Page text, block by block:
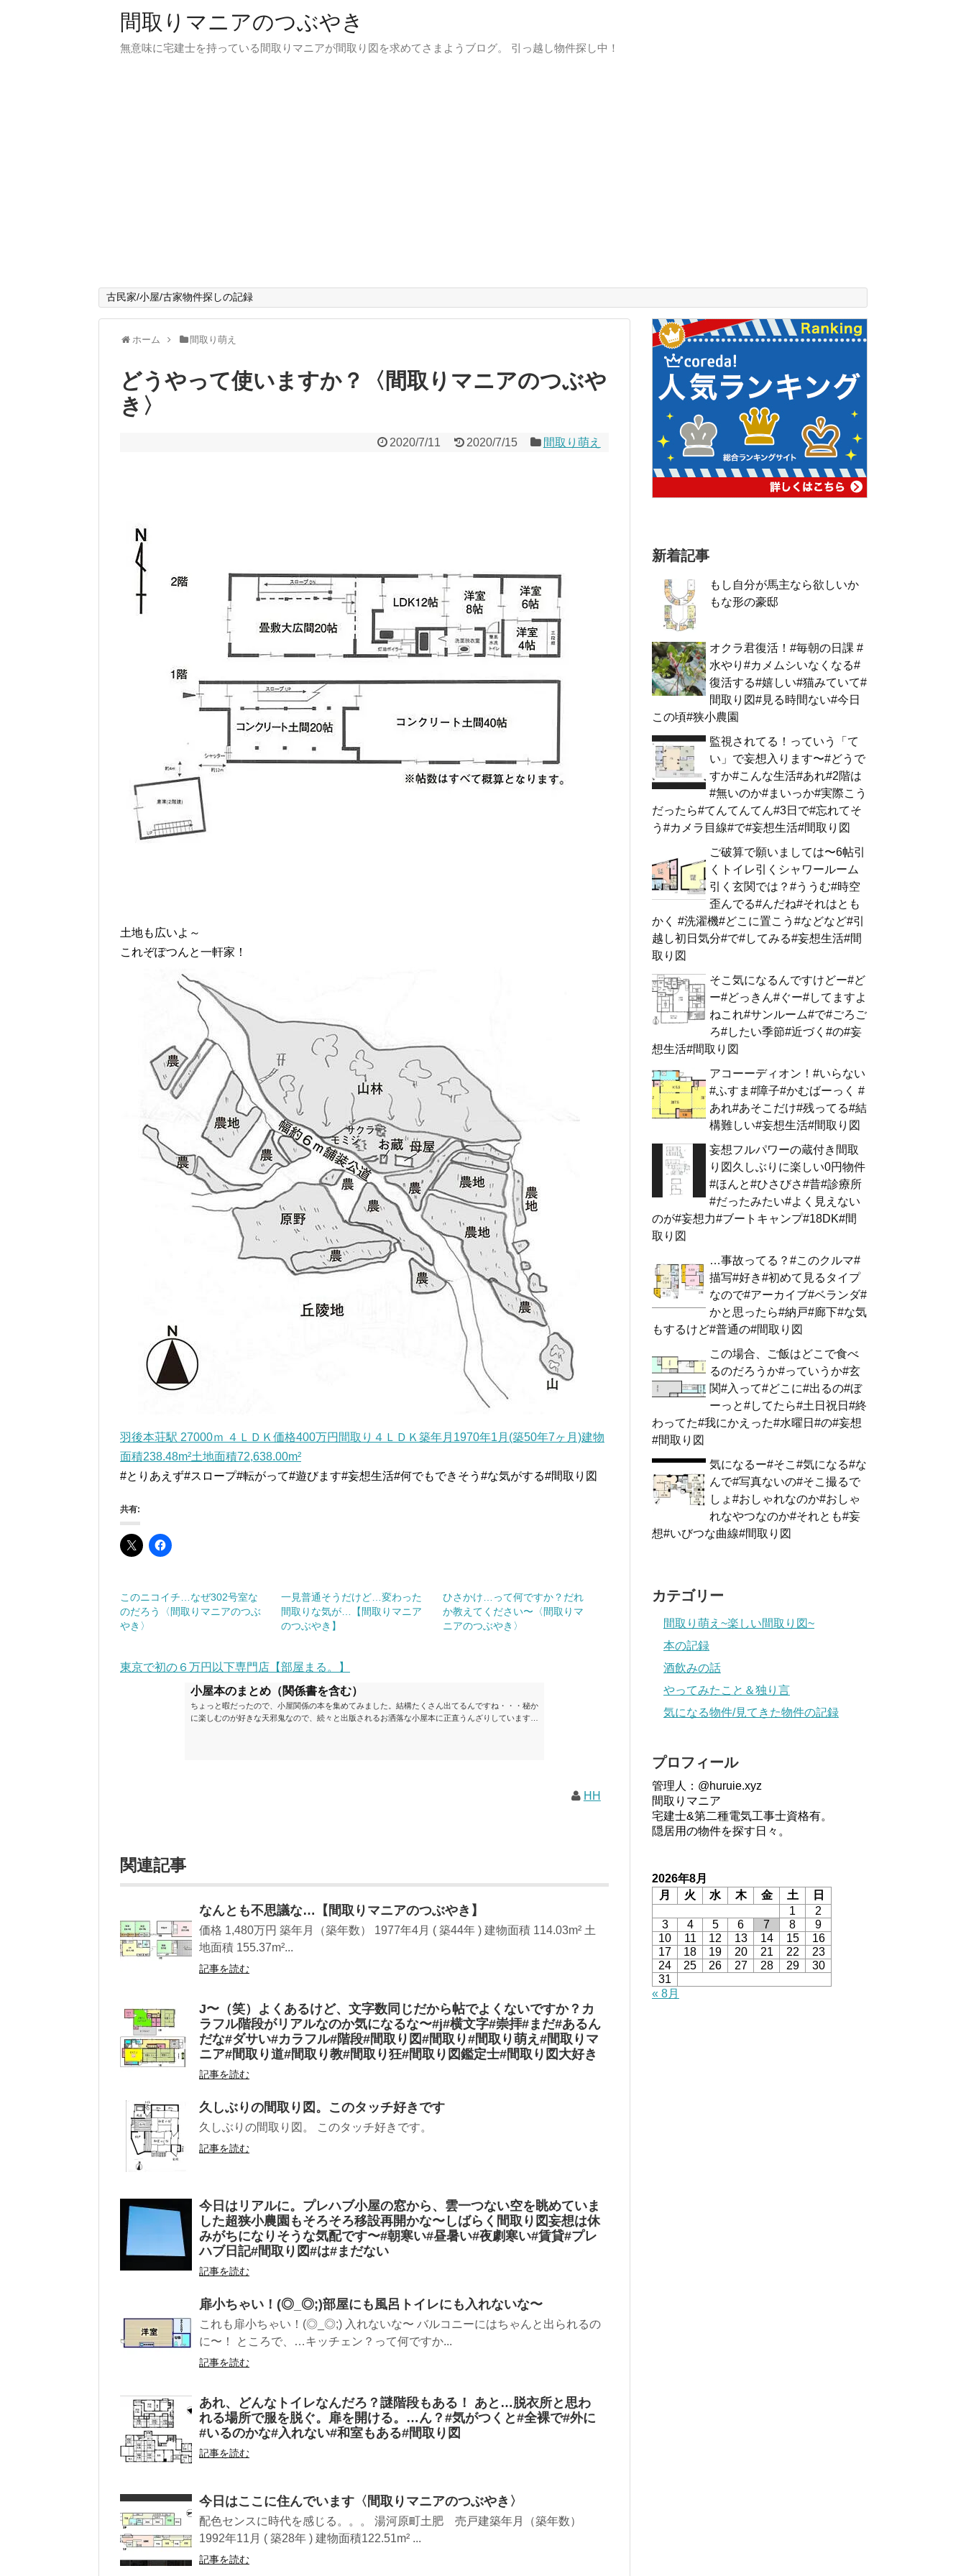
間取りマニアのつぶやき
無意味に宅建士を持っている間取りマニアが間取り図を求めてさまようブログ。 引っ越し物件探し中！
古民家/小屋/古家物件探しの記録
ホーム 間取り萌え
どうやって使いますか？〈間取りマニアのつぶや
き〉
2020/7/11 2020/7/15 間取り萌え
土地も広いよ～
これぞぽつんと一軒家！
羽後本荘駅 27000ｍ ４ＬＤＫ価格400万円間取り４ＬＤＫ築年月1970年1月(築50年7ヶ月)建物
面積238.48m²土地面積72,638.00m²
#とりあえず#スロープ#転がって#遊びます#妄想生活#何でもできそう#な気がする#間取り図
共有:
このニコイチ…なぜ302号室な
のだろう〈間取りマニアのつぶ
やき〉
一見普通そうだけど…変わった
間取りな気が…【間取りマニア
のつぶやき】
ひさかけ…って何ですか？だれ
か教えてください〜〈間取りマ
ニアのつぶやき〉
東京で初の６万円以下専門店【部屋まる。】
小屋本のまとめ（関係書を含む）
ちょっと暇だったので、小屋関係の本を集めてみました。結構たくさん出てるんですね・・・秘か
に楽しむのが好きな天邪鬼なので、続々と出版されるお洒落な小屋本に正直うんざりしています
HH
関連記事
なんとも不思議な…【間取りマニアのつぶやき】
価格 1,480万円 築年月（築年数） 1977年4月 ( 築44年 ) 建物面積 114.03m² 土
地面積 155.37m²...
記事を読む
J〜（笑）よくあるけど、文字数同じだから帖でよくないですか？カ
ラフル階段がリアルなのか気になるな〜#j#横文字#崇拝#まだ#あるん
だな#ダサい#カラフル#階段#間取り図#間取り#間取り萌え#間取りマ
ニア#間取り道#間取り教#間取り狂#間取り図鑑定士#間取り図大好き
記事を読む
久しぶりの間取り図。このタッチ好きです
久しぶりの間取り図。 このタッチ好きです。
記事を読む
今日はリアルに。プレハブ小屋の窓から、雲一つない空を眺めていま
した超狭小農園もそろそろ移設再開かな〜しばらく間取り図妄想は休
みがちになりそうな気配です〜#朝寒い#昼暑い#夜劇寒い#賃貸#プレ
ハブ日記#間取り図#は#まだない
記事を読む
扉小ちゃい！(◎_◎;)部屋にも風呂トイレにも入れないな〜
これも扉小ちゃい！(◎_◎;) 入れないな〜 バルコニーにはちゃんと出られるの
に〜！ ところで、…キッチェン？って何ですか...
記事を読む
あれ、どんなトイレなんだろ？謎階段もある！ あと…脱衣所と思わ
れる場所で服を脱ぐ。扉を開ける。…ん？#気がつくと#全裸で#外に
#いるのかな#入れない#和室もある#間取り図
記事を読む
今日はここに住んでいます〈間取りマニアのつぶやき〉
配色センスに時代を感じる。。。 湯河原町土肥 売戸建築年月（築年数）
1992年11月 ( 築28年 ) 建物面積122.51m² ...
記事を読む
新着記事
もし自分が馬主なら欲しいか
もな形の豪邸
オクラ君復活！#毎朝の日課 #
水やり#カメムシいなくなる#
復活する#嬉しい#猫みていて#
間取り図#見る時間ない#今日
この頃#狭小農園
監視されてる！っていう「て
い」で妄想入ります〜#どうで
すか#こんな生活#あれ#2階は
#無いのか#まいっか#実際こう
だったら#てんてんてん#3日で#忘れてそ
う#カメラ目線#で#妄想生活#間取り図
ご破算で願いましては〜6帖引
くトイレ引くシャワールーム
引く玄関では？#ううむ#時空
歪んでる#んだね#それはとも
かく #洗濯機#どこに置こう#などなど#引
越し初日気分#で#してみる#妄想生活#間
取り図
そこ気になるんですけどー#ど
ー#どっきん#ぐー#してますよ
ねこれ#サンルーム#で#ごろご
ろ#したい季節#近づく#の#妄
想生活#間取り図
アコーーディオン！#いらない
#ふすま#障子#かむばーっく #
あれ#あそこだけ#残ってる#結
構難しい#妄想生活#間取り図
妄想フルパワーの蔵付き間取
り図久しぶりに楽しい0円物件
#ほんと#ひさびさ#昔#診療所
#だったみたい#よく見えない
のが#妄想力#ブートキャンプ#18DK#間
取り図
…事故ってる？#このクルマ#
描写#好き#初めて見るタイプ
なので#アーカイブ#ベランダ#
かと思ったら#納戸#廊下#な気
もするけど#普通の#間取り図
この場合、ご飯はどこで食べ
るのだろうか#っていうか#玄
関#入って#どこに#出るの#ぼ
ーっと#してたら#土日祝日#終
わってた#我にかえった#水曜日#の#妄想
#間取り図
気になるー#そこ#気になる#な
んで#写真ないの#そこ撮るで
しょ#おしゃれなのか#おしゃ
れなやつなのか#それとも#妄
想#いびつな曲線#間取り図
カテゴリー
間取り萌え~楽しい間取り図~
本の記録
酒飲みの話
やってみたこと＆独り言
気になる物件/見てきた物件の記録
プロフィール
管理人：@huruie.xyz
間取りマニア
宅建士&第二種電気工事士資格有。
隠居用の物件を探す日々。
2026年8月
月
火 水 木 金 土
日
1
2
3
4 5 6 7 8
9
10
11 12 13 14 15
16
17
18 19 20 21 22
23
24
25 26 27 28 29
30
31
« 8月